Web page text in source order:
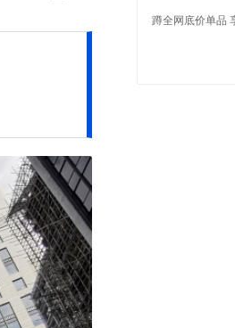
蹲全网底价单品